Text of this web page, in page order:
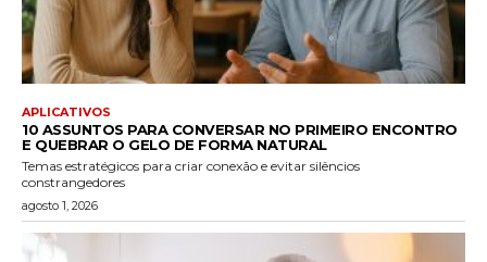
APLICATIVOS
10 ASSUNTOS PARA CONVERSAR NO PRIMEIRO ENCONTRO
E QUEBRAR O GELO DE FORMA NATURAL
Temas estratégicos para criar conexão e evitar silêncios
constrangedores
agosto 1, 2026